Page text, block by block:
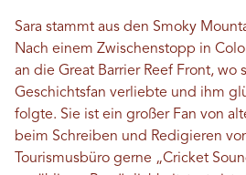
Sara stammt aus den Smoky
Nach einem Zwischenstopp in
an die Great Barrier Reef Front, wo
Geschichtsfan verliebte und ihm
folgte. Sie ist ein großer Fan von
beim Schreiben und Redigieren
Tourismusbüro gerne „Cricket